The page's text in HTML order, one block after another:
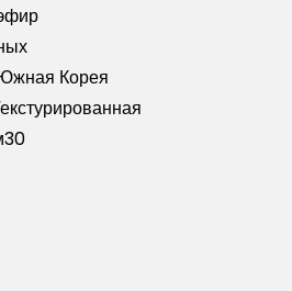
Корея
30